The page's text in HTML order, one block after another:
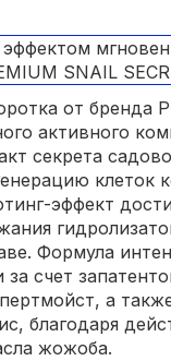
от бренда
активного
секрета
клеток
эффект
Формула
счет
а
благодаря
жожоба.